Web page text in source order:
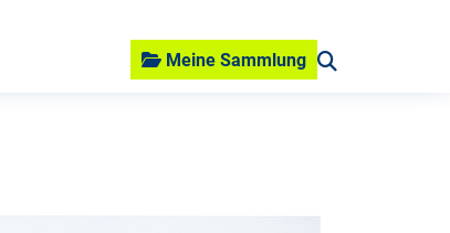
Meine Sammlung